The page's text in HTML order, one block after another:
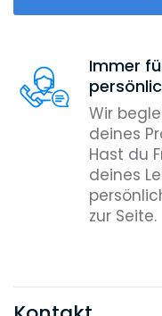
Immer
Wir
deines
Hast du
deines
zur Seite.